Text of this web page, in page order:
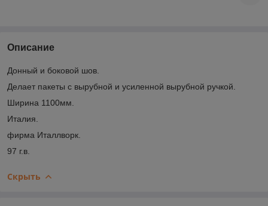
Описание
Донный и боковой шов.
Делает пакеты с вырубной и усиленной вырубной ручкой.
Ширина 1100мм.
Италия.
фирма Италлворк.
97 г.в.
Скрыть